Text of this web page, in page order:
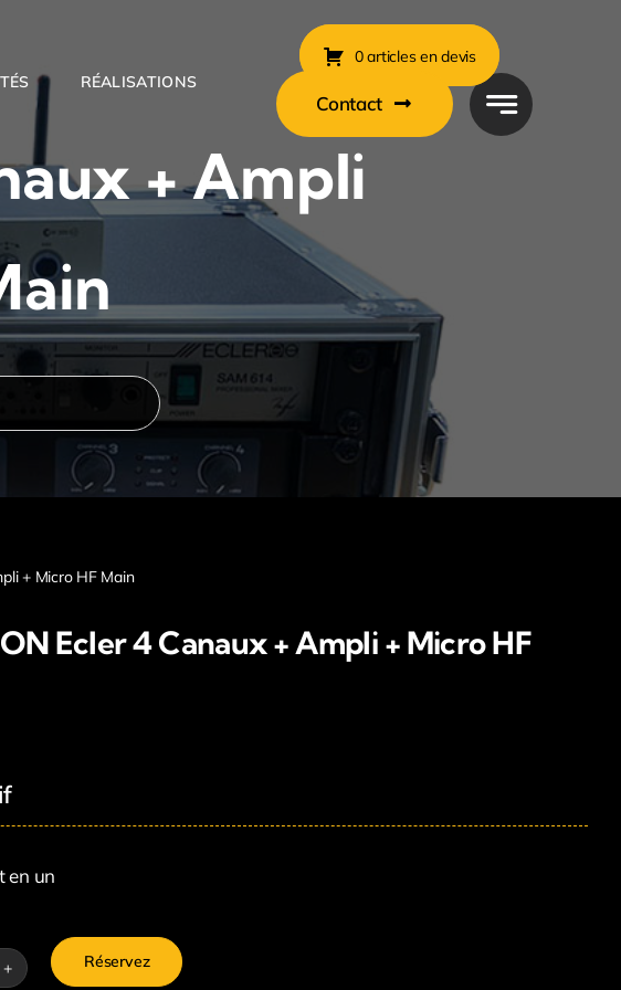
RÉALISATIONS
0 articles en devis
Contact
+ Ampli
+ Micro HF Main
Ecler 4 Canaux + Ampli + Micro HF
en un
Réservez